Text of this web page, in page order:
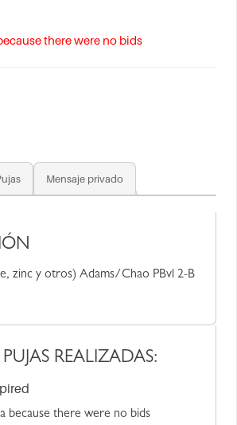
there were no bids
Mensaje privado
zinc y otros) Adams/Chao PBvl 2-B
REALIZADAS:
because there were no bids